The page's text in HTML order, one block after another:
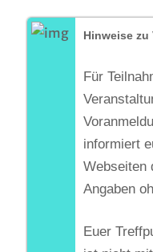
Hinweise zu
Für
informiert
Webseiten
Angaben
Euer